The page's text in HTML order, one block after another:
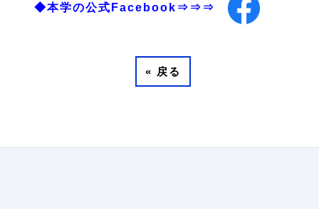
◆本学の公式Facebook⇒⇒⇒
« 戻る